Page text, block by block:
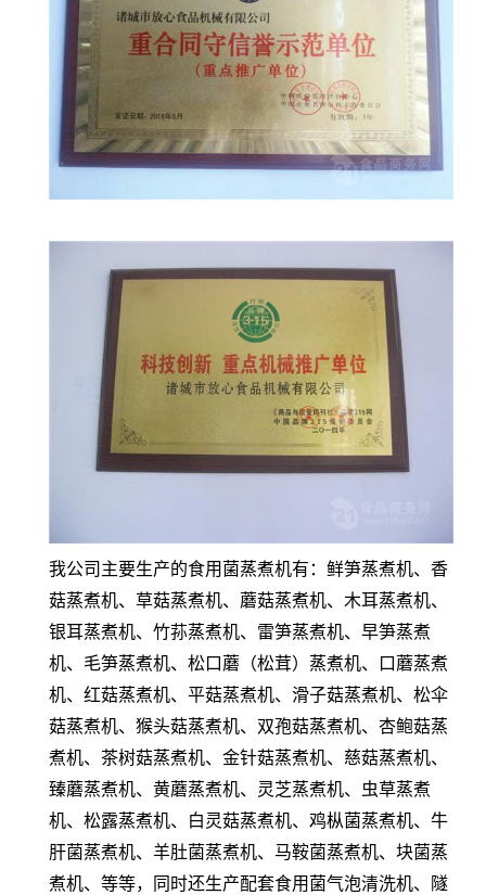
我公司主要生产的食用菌蒸煮机有：鲜笋蒸煮机、香
菇蒸煮机、草菇蒸煮机、蘑菇蒸煮机、木耳蒸煮机、
银耳蒸煮机、竹荪蒸煮机、雷笋蒸煮机、早笋蒸煮
机、毛笋蒸煮机、松口蘑（松茸）蒸煮机、口蘑蒸煮
机、红菇蒸煮机、平菇蒸煮机、滑子菇蒸煮机、松伞
菇蒸煮机、猴头菇蒸煮机、双孢菇蒸煮机、杏鲍菇蒸
煮机、茶树菇蒸煮机、金针菇蒸煮机、慈菇蒸煮机、
臻蘑蒸煮机、黄蘑蒸煮机、灵芝蒸煮机、虫草蒸煮
机、松露蒸煮机、白灵菇蒸煮机、鸡枞菌蒸煮机、牛
肝菌蒸煮机、羊肚菌蒸煮机、马鞍菌蒸煮机、块菌蒸
煮机、等等，同时还生产配套食用菌气泡清洗机、隧